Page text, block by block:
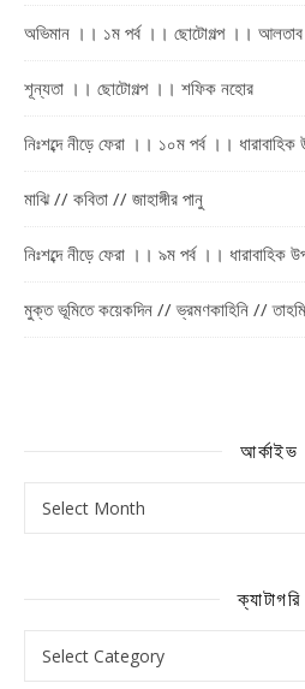
অভিমান ।। ১ম পর্ব ।। ছোটোগল্প ।।
শূন্যতা ।। ছোটোগল্প ।। শফিক নহোর
নিঃশব্দে নীড়ে ফেরা ।। ১০ম পর্ব ।।
মাঝি // কবিতা // জাহাঙ্গীর পানু
নিঃশব্দে নীড়ে ফেরা ।। ৯ম পর্ব ।। ধারাবাহিক
মুক্ত ভূমিতে কয়েকদিন // ভ্রমণকাহিনি //
আর্কাইভ
ক্যাটাগরি